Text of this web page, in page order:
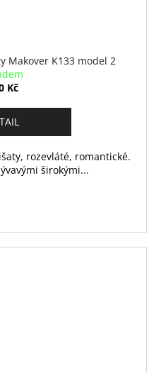
Makover K133 model 2
Kč
rozevláté, romantické.
širokými...